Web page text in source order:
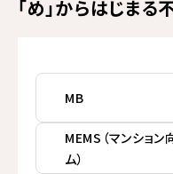
「め」からはじま
MB
MEMS（マンショ
ム）